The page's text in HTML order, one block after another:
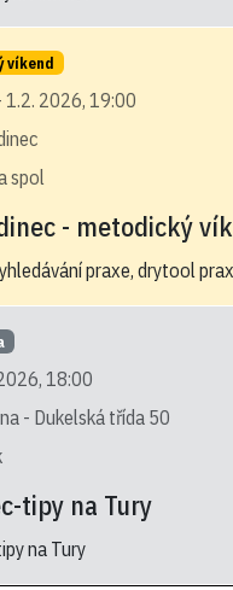
víkend
1.2. 2026, 19:00
spol
- metodický
praxe, drytool
18:00
- Dukelská třída 50
tipy na Tury
na Tury